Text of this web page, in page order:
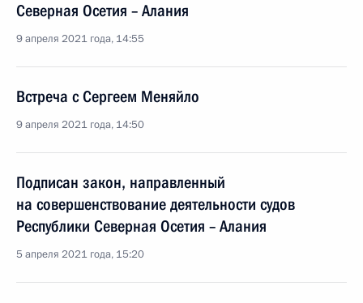
Северная Осетия – Алания
9 апреля 2021 года, 14:55
Встреча с Сергеем Меняйло
9 апреля 2021 года, 14:50
Подписан закон, направленный
на совершенствование деятельности судов
Республики Северная Осетия – Алания
5 апреля 2021 года, 15:20